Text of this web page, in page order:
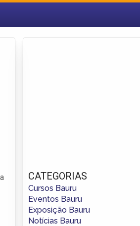
CATEGORIAS
Cursos Bauru
Eventos Bauru
Exposição Bauru
Notícias Bauru